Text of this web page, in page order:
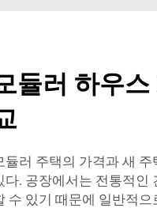
듈러 하우
듈러 주택의 가격과 새
다. 공장에서는 전통적인
수 있기 때문에 일반적